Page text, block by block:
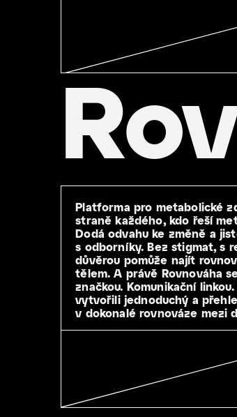
Platforma pro metabolické
straně každého, kdo řeší
Dodá odvahu ke změně a
s odborníky. Bez stigmat, s
důvěrou pomůže najít
tělem. A právě Rovnováha
značkou. Komunikační
vytvořili jednoduchý a
v dokonalé rovnováze mezi